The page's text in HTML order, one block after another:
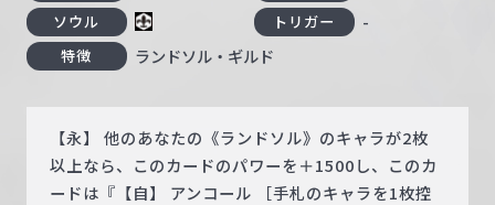
ソウル トリガー -
特徴 ランドソル・ギルド
【永】 他のあなたの《ランドソル》のキャラが2枚
以上なら、このカードのパワーを＋1500し、このカ
ードは『【自】 アンコール ［手札のキャラを1枚控